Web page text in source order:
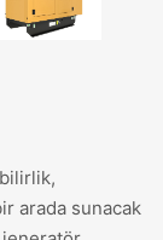
arada sunacak